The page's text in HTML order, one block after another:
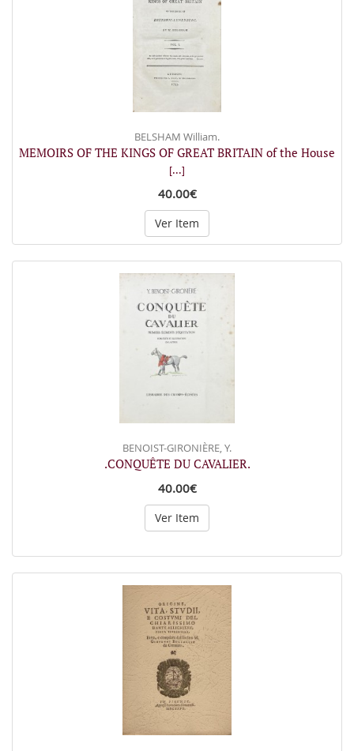
BELSHAM William.
MEMOIRS OF THE KINGS OF GREAT BRITAIN of the House
[...]
40.00€
Ver Item
BENOIST-GIRONIÈRE, Y.
.CONQUÊTE DU CAVALIER.
40.00€
Ver Item